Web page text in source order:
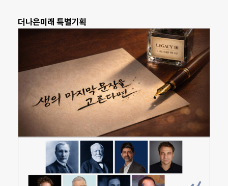
더나은미래 특별기획